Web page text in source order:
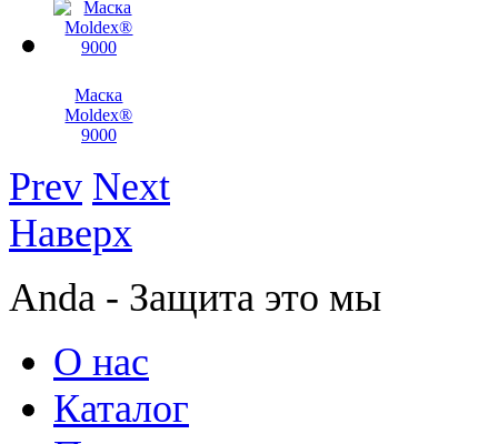
Маска
Moldex®
9000
Prev Next
Наверх
Anda - Защита это мы
О нас
Каталог